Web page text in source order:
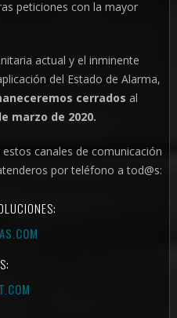
peticiones con la mayor
actual y el inminente
del Estado de Alarma,
cerrados al
marzo de 2020.
canales de comunicación
por teléfono a tod@s: